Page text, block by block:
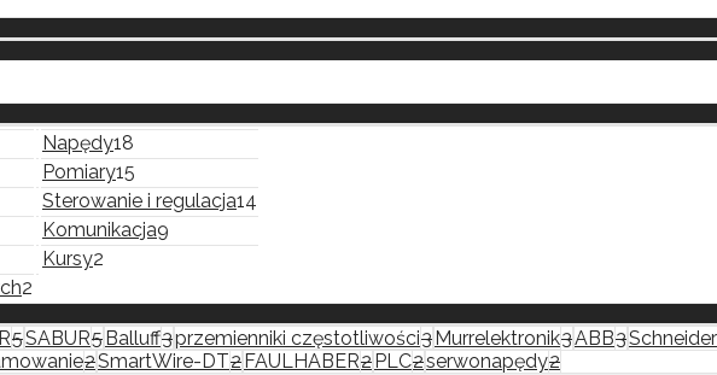
Napędy18
Pomiary15
Sterowanie i regulacja14
Komunikacja9
Kursy2
2
5SABUR5 Balluff3przemienniki częstotliwości3 Murrelektronik3ABB3
2SmartWire-DT2 FAULHABER2 PLC2serwonapędy2